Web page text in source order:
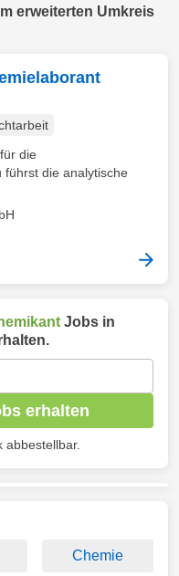
erweiterten Umkreis
die
die analytische
Jobs in
erhalten
abbestellbar.
Chemie